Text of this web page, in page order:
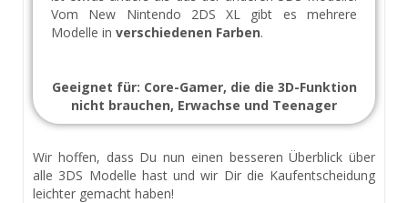
Vom New Nintendo 2DS XL gibt es mehrere
Modelle in verschiedenen Farben.
Geeignet für: Core-Gamer, die die 3D-Funktion
nicht brauchen, Erwachse und Teenager
Wir hoffen, dass Du nun einen besseren Überblick über
alle 3DS Modelle hast und wir Dir die Kaufentscheidung
leichter gemacht haben!